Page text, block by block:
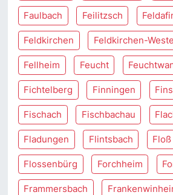
Faulbach Feilitzsch
Feldkirchen Feldkirchen-
Fellheim Feucht
Fichtelberg Finningen
Fischach Fischbachau
Fladungen Flintsbach Floß
Flossenbürg Forchheim
Frammersbach